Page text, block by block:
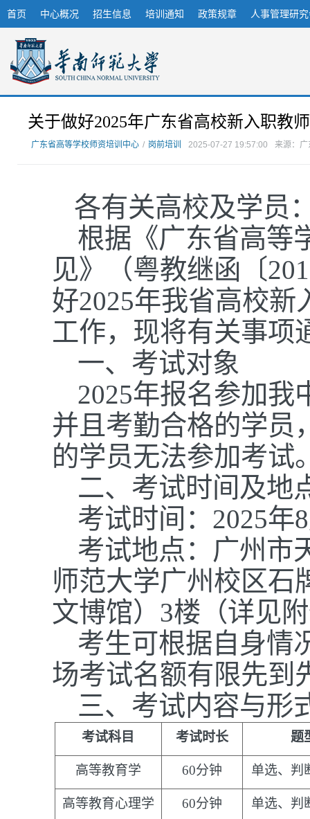
首页 中心概况 招生信息 培训通知 政策规章 人事管理研
关于做好2025年广东省高校新入职教
广东省高等学校师资培训中心 / 岗前培训 2025-07-27 19:57:00 来源：广
各有关高校及学员
根据《广东省高等
见》（粤教继函〔
好2025年我省高校新
工作，现将有关事项
一、考试对象
2025年报名参加我
并且考勤合格的学员
的学员无法参加考试
二、考试时间及地
考试时间： 2025年
考试地点：广州市
师范大学广州校区石
文博馆）3楼（详见
考生可根据自身情
场考试名额有限先到
三、考试内容与形
考试科目 考试时长 题
高等教育学 60分钟 单选、判
高等教育心理学 60分钟 单选、判